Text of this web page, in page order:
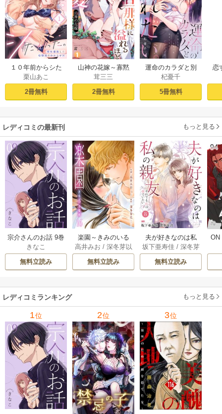
１０年前からシた
かった。～理性爆
散した幼馴染のわ
からせＨ（１）
栗山あこ
2冊無料
山神の花嫁～寡黙
な旦那様に溢れる
ほど注がれる寵愛
～【TL版】 1巻
茸三三
2冊無料
運命のカラダと別
れたい。～思い出
したくなかった、
元カレとのズブズ
杞憂千
5冊無料
恋
レディコミの最新刊 もっと見る
宗介さんのお話 9巻
きなこ
無料立読み
楽園～きみのいる
場所～ 16巻
高井みお / 深冬芽以
無料立読み
夫が好きなのは私
の親友～それでも
私は妻でいたい～ 8
巻
坂下亜寿佳 / 深冬芽
以
無料立読み
ON
レディコミランキング もっと見る
1位 2位 3位